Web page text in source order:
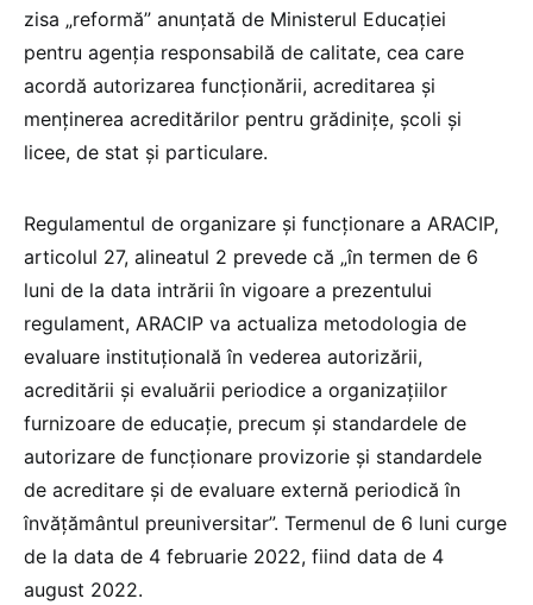
zisa „reformă” anunțată de Ministerul Educației
pentru agenția responsabilă de calitate, cea care
acordă autorizarea funcționării, acreditarea și
menținerea acreditărilor pentru grădinițe, școli și
licee, de stat și particulare.
Regulamentul de organizare și funcționare a ARACIP,
articolul 27, alineatul 2 prevede că „în termen de 6
luni de la data intrării în vigoare a prezentului
regulament, ARACIP va actualiza metodologia de
evaluare instituțională în vederea autorizării,
acreditării și evaluării periodice a organizațiilor
furnizoare de educație, precum și standardele de
autorizare de funcționare provizorie și standardele
de acreditare și de evaluare externă periodică în
învățământul preuniversitar”. Termenul de 6 luni curge
de la data de 4 februarie 2022, fiind data de 4
august 2022.